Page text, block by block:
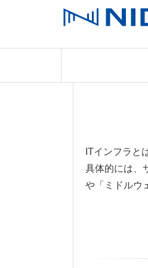
ITインフラと
具体的には、
や「ミドルウ